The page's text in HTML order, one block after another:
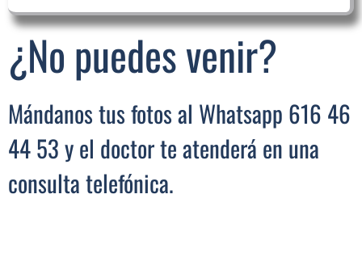
¿No puedes venir?
Mándanos tus fotos al Whatsapp 616 46
44 53 y el doctor te atenderá en una
consulta telefónica.